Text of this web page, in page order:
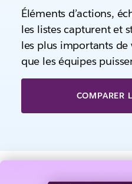
Éléments d’actions,
les listes capturent et
les plus importants de
que les équipes
COMPARER
V